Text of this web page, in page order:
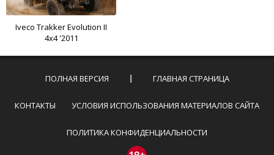
Iveco Trakker Evolution II
4x4 '2011
ПОЛНАЯ ВЕРСИЯ ГЛАВНАЯ СТРАНИЦА
КОНТАКТЫ УСЛОВИЯ ИСПОЛЬЗОВАНИЯ МАТЕРИАЛОВ САЙТА
ПОЛИТИКА КОНФИДЕНЦИАЛЬНОСТИ